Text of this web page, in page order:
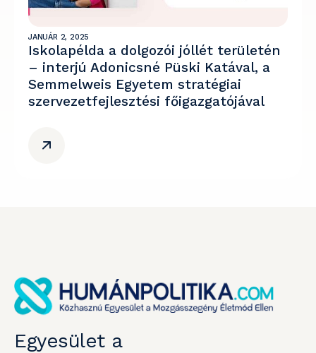
JANUÁR 2, 2025
Iskolapélda a dolgozói jóllét területén
– interjú Adonicsné Püski Katával, a
Semmelweis Egyetem stratégiai
szervezetfejlesztési főigazgatójával
Egyesület a